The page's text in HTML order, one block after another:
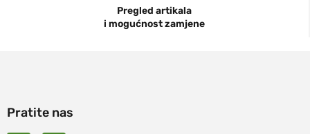
Pregled artikala
i mogućnost zamjene
Pratite nas